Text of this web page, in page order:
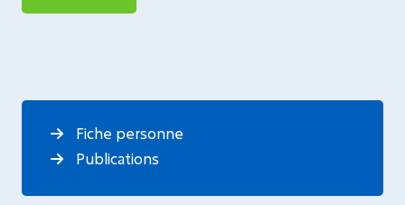
Fiche personne
Publications